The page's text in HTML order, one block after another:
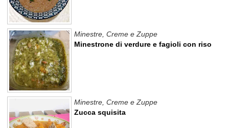
Minestrone di verdure e fagioli con riso
Minestre, Creme e Zuppe
Zucca squisita
Minestre, Creme e Zuppe